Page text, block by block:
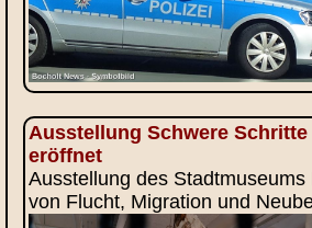
Ausstellung Schwere
eröffnet
Ausstellung des
von Flucht, Migration und